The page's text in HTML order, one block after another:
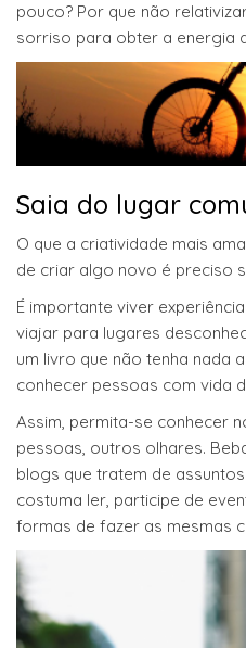
pouco? Por que não
sorriso para obter a energia
Saia do lugar
O que a criatividade mais
de criar algo novo é preciso
É importante viver
viajar para lugares
um livro que não tenha nada
conhecer pessoas com vida
Assim, permita-se conhecer
pessoas, outros olhares.
blogs que tratem de
costuma ler, participe de
formas de fazer as mesmas